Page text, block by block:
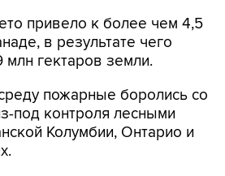
привело к более чем 4,5
в результате чего
млн гектаров земли.
пожарные боролись со
под контроля лесными
Колумбии, Онтарио и